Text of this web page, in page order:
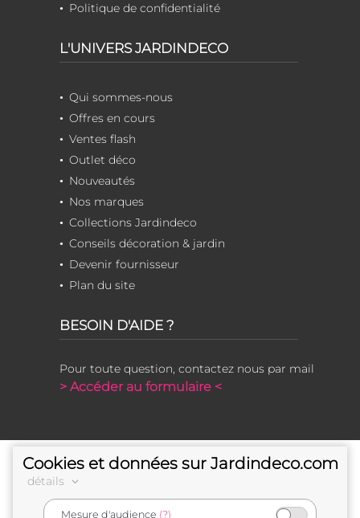
Politique de confidentialité
L'UNIVERS JARDINDECO
Qui sommes-nous
Offres en cours
Ventes flash
Outlet déco
Nouveautés
Nos marques
Collections Jardindeco
Conseils décoration & jardin
Devenir fournisseur
Plan du site
BESOIN D'AIDE ?
Pour toute question, contactez nous par mail
> Accéder au formulaire <
Cookies et données sur Jardindeco.com
détails
Mesure d'audience (?)